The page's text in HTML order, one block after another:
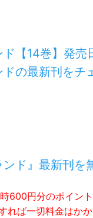
【14巻】発売
の最新刊をチ
ンド』最新刊
600円分のポイン
れば一切料金はか